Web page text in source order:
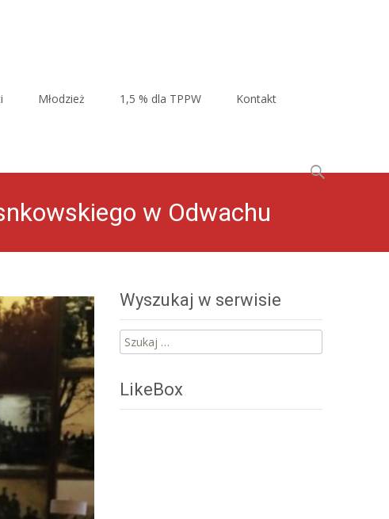
Młodzież 1,5 % dla TPPW Kontakt
Szukaj:
w Odwachu
Wyszukaj w serwisie
Szukaj:
LikeBox